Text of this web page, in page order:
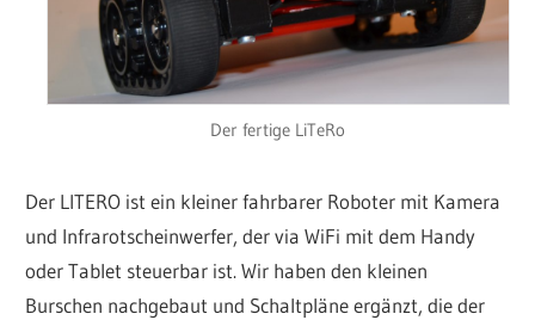
Der fertige LiTeRo
Der LITERO ist ein kleiner fahrbarer Roboter mit Kamera
und Infrarotscheinwerfer, der via WiFi mit dem Handy
oder Tablet steuerbar ist. Wir haben den kleinen
Burschen nachgebaut und Schaltpläne ergänzt, die der